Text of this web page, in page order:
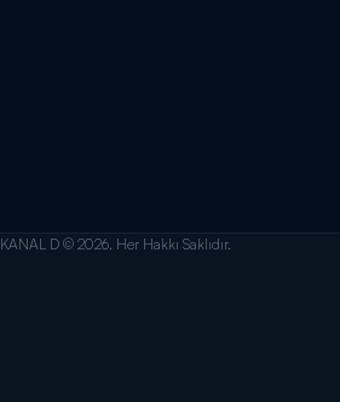
KANAL D © 2026. Her Hakkı Saklıdır.